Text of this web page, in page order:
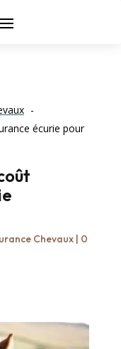
écurie pour
Chevaux| 0